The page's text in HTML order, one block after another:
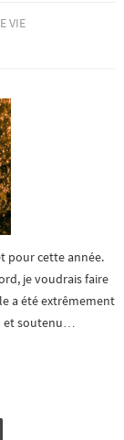
VIE
pour cette année.
je voudrais faire
a été extrêmement
et soutenu…